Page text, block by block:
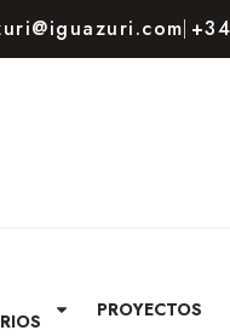
PROYECTOS